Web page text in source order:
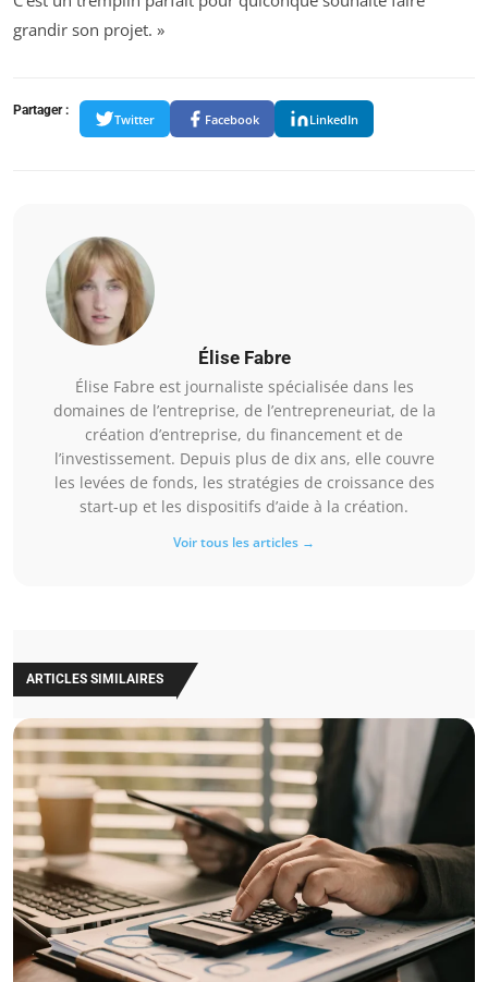
grandir son projet. »
Partager :
Twitter Facebook LinkedIn
Élise Fabre
Élise Fabre est journaliste spécialisée dans les
domaines de l’entreprise, de l’entrepreneuriat, de la
création d’entreprise, du financement et de
l’investissement. Depuis plus de dix ans, elle couvre
les levées de fonds, les stratégies de croissance des
start-up et les dispositifs d’aide à la création.
Voir tous les articles →
ARTICLES SIMILAIRES